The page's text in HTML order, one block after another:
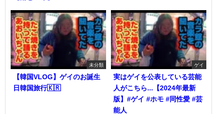
未分類
【韓国VLOG】ゲイのお誕生
日韓国旅行🇰🇷
ゲイ
実はゲイを公表している芸能
人がこちら...【2024年最新
版】#ゲイ #ホモ #同性愛 #芸
能人